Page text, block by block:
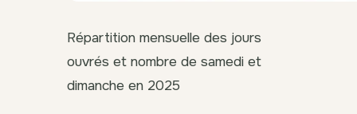
Répartition mensuelle des jours
ouvrés et nombre de samedi et
dimanche en 2025